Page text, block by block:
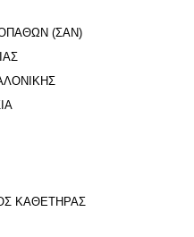
(ΣΑΝ)
ΚΑΘΕΤΗΡΑΣ